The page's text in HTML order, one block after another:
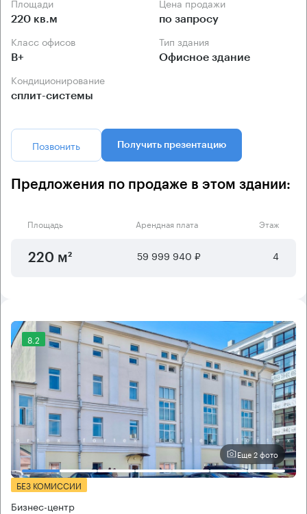
220 кв.м по запросу
Класс офисов
B+
Тип здания
Офисное здание
Кондиционирование
сплит-системы
Позвонить Получить презентацию
Предложения по продаже в этом здании:
Площадь Арендная плата Этаж
220 м² 59 999 940 ₽ 4
8.2
Еще 2 фото
БЕЗ КОМИССИИ
Бизнес-центр